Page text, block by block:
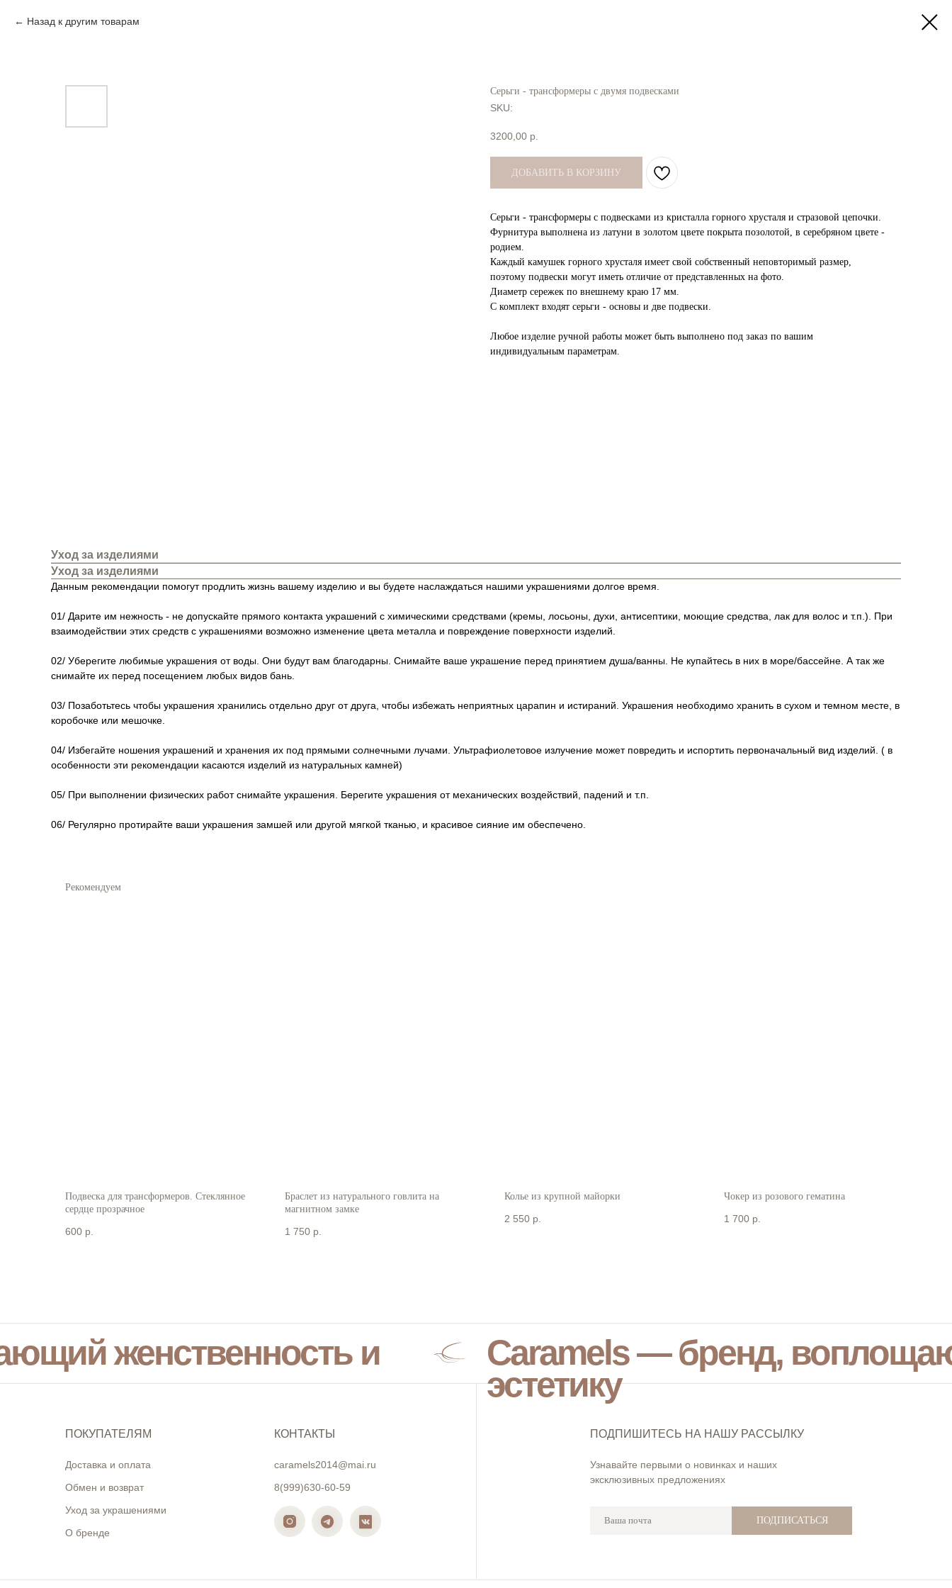
Назад к другим товарам
Серьги - трансформеры с двумя подвесками
SKU:
3200,00 р.
ДОБАВИТЬ В КОРЗИНУ
Серьги - трансформеры с подвесками из кристалла горного хрусталя и стразовой цепочки.
Фурнитура выполнена из латуни в золотом цвете покрыта позолотой, в серебряном цвете -
родием.
Каждый камушек горного хрусталя имеет свой собственный неповторимый размер,
поэтому подвески могут иметь отличие от представленных на фото.
Диаметр сережек по внешнему краю 17 мм.
С комплект входят серьги - основы и две подвески.
Любое изделие ручной работы может быть выполнено под заказ по вашим
индивидуальным параметрам.
Уход за изделиями
Уход за изделиями
Данным рекомендации помогут продлить жизнь вашему изделию и вы будете наслаждаться нашими украшениями долгое время.
01/ Дарите им нежность - не допускайте прямого контакта украшений с химическими средствами (кремы, лосьоны, духи, антисептики, моющие средства, лак для волос и т.п.). При
взаимодействии этих средств с украшениями возможно изменение цвета металла и повреждение поверхности изделий.
02/ Уберегите любимые украшения от воды. Они будут вам благодарны. Снимайте ваше украшение перед принятием душа/ванны. Не купайтесь в них в море/бассейне. А так же
снимайте их перед посещением любых видов бань.
03/ Позаботьтесь чтобы украшения хранились отдельно друг от друга, чтобы избежать неприятных царапин и истираний. Украшения необходимо хранить в сухом и темном месте, в
коробочке или мешочке.
04/ Избегайте ношения украшений и хранения их под прямыми солнечными лучами. Ультрафиолетовое излучение может повредить и испортить первоначальный вид изделий. ( в
особенности эти рекомендации касаются изделий из натуральных камней)
05/ При выполнении физических работ снимайте украшения. Берегите украшения от механических воздействий, падений и т.п.
06/ Регулярно протирайте ваши украшения замшей или другой мягкой тканью, и красивое сияние им обеспечено.
Рекомендуем
Подвеска для трансформеров. Стеклянное
сердце прозрачное
600 р.
Браслет из натурального говлита на
магнитном замке
1 750 р.
Колье из крупной майорки
2 550 р.
Чокер из розового гематина
1 700 р.
ПОКУПАТЕЛЯМ
Доставка и оплата
Обмен и возврат
Уход за украшениями
О бренде
КОНТАКТЫ
caramels2014@mai.ru
8(999)630-60-59
ПОДПИШИТЕСЬ НА НАШУ РАССЫЛКУ
Узнавайте первыми о новинках и наших
эксклюзивных предложениях
ПОДПИСАТЬСЯ
Caramels — бренд,
эстетику
женственность и